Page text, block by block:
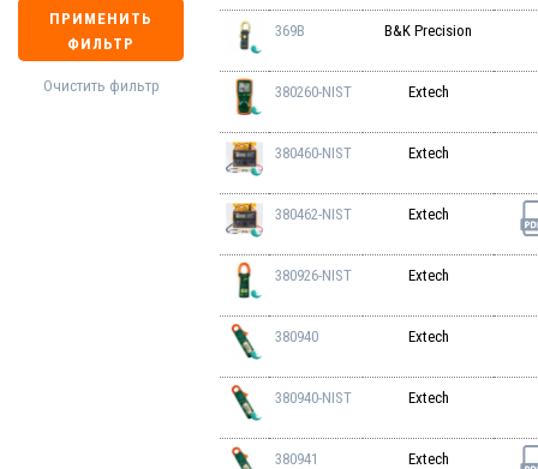
ПРИМЕНИТЬ
ФИЛЬТР
Очистить фильтр
369B B&K Precision
380260-NIST Extech
380460-NIST Extech
380462-NIST Extech
380926-NIST Extech
380940 Extech
380940-NIST Extech
380941 Extech